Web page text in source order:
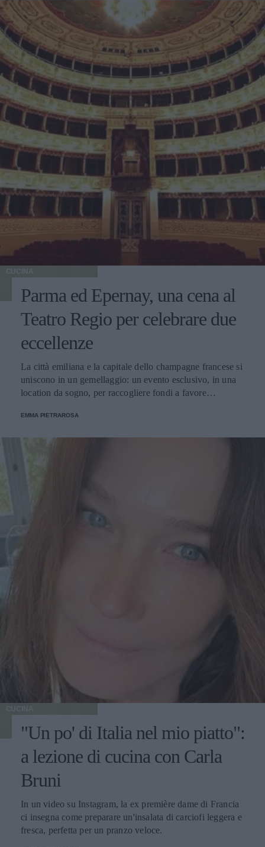
CUCINA
Parma ed Epernay, una cena al
Teatro Regio per celebrare due
eccellenze
La città emiliana e la capitale dello champagne francese si
uniscono in un gemellaggio: un evento esclusivo, in una
location da sogno, per raccogliere fondi a favore
EMMA PIETRAROSA
CUCINA
"Un po' di Italia nel mio piatto":
a lezione di cucina con Carla
Bruni
In un video su Instagram, la ex première dame di Francia
ci insegna come preparare un'insalata di carciofi leggera e
fresca, perfetta per un pranzo veloce.